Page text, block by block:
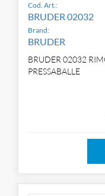
Cod. Art.:
BRUDER 02032
Brand:
BRUDER
BRUDER 02032
PRESSABALLE